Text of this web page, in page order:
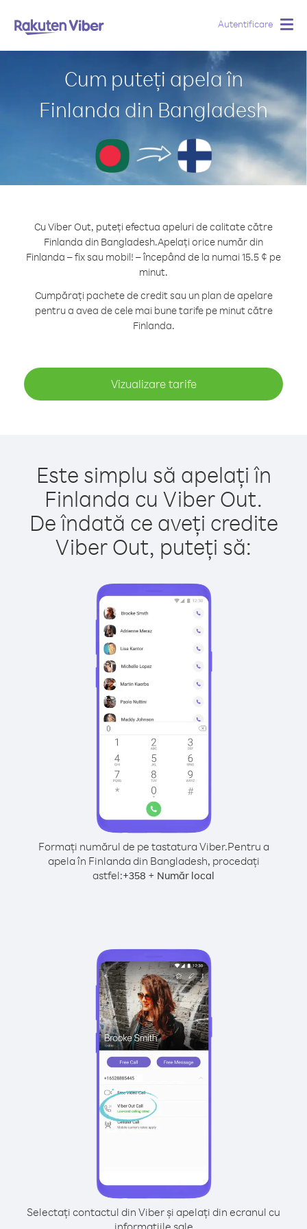
Autentificare
Cum puteți apela în
Finlanda din Bangladesh
Cu Viber Out, puteți efectua apeluri de calitate către
Finlanda din Bangladesh.Apelați orice număr din
Finlanda – fix sau mobil! – începând de la numai 15.5 ¢ pe
minut.
Cumpărați pachete de credit sau un plan de apelare
pentru a avea de cele mai bune tarife pe minut către
Finlanda.
Vizualizare tarife
Este simplu să apelați în
Finlanda cu Viber Out.
De îndată ce aveți credite
Viber Out, puteți să:
Formați numărul de pe tastatura Viber.Pentru a
apela în Finlanda din Bangladesh, procedați
astfel:+358 + Număr local
Selectați contactul din Viber și apelați din ecranul cu
informațiile sale